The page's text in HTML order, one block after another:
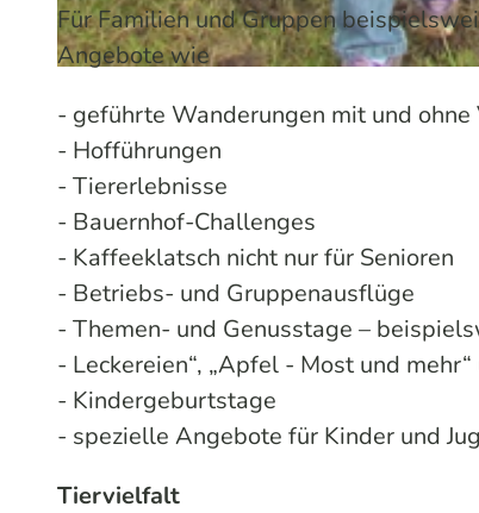
Für Familien und Gruppen
Angebote wie
- geführte Wande­rungen mit und
- Hofführungen
- Tiererlebnisse
- Bauernhof-Challenges
- Kaffeeklatsch nicht nur für Senioren
- Betriebs- und Gruppenausflüge
- Themen- und Genusstage –
- Leckereien“, „Apfel - Most und
- Kindergeburtstage
- spezielle Angebote für Kinder und
Tiervielfalt